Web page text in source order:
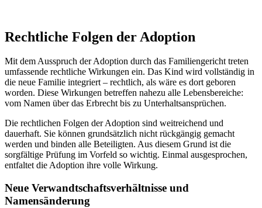
Rechtliche Folgen der Adoption
Mit dem Ausspruch der Adoption durch das Familiengericht treten
umfassende rechtliche Wirkungen ein. Das Kind wird vollständig in
die neue Familie integriert – rechtlich, als wäre es dort geboren
worden. Diese Wirkungen betreffen nahezu alle Lebensbereiche:
vom Namen über das Erbrecht bis zu Unterhaltsansprüchen.
Die rechtlichen Folgen der Adoption sind weitreichend und
dauerhaft. Sie können grundsätzlich nicht rückgängig gemacht
werden und binden alle Beteiligten. Aus diesem Grund ist die
sorgfältige Prüfung im Vorfeld so wichtig. Einmal ausgesprochen,
entfaltet die Adoption ihre volle Wirkung.
Neue Verwandtschaftsverhältnisse und
Namensänderung